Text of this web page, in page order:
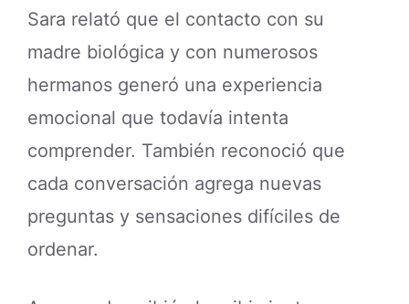
Sara relató que el contacto con su
madre biológica y con numerosos
hermanos generó una experiencia
emocional que todavía intenta
comprender. También reconoció que
cada conversación agrega nuevas
preguntas y sensaciones difíciles de
ordenar.